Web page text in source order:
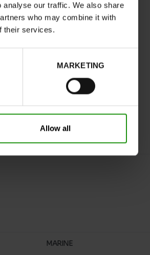
our traffic. We also share
who may combine it with
their services.
MARKETING
Allow all
MARINE